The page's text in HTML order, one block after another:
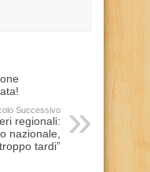
Successivo
regionali:
nazionale,
tardi”